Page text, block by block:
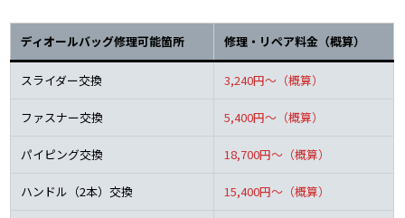
ディオールバッグ修理可能箇所 修理・リペア料金（概算）
スライダー交換 3,240円～（概算）
ファスナー交換 5,400円～（概算）
パイピング交換 18,700円～（概算）
ハンドル（2本）交換 15,400円～（概算）